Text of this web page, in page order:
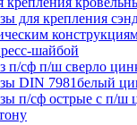
для крепления
шайбой
п/сф п/ш сверло
DIN 7981белый
п/сф острые с п/ш